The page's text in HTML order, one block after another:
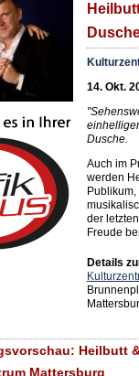
Dusche
14. Okt.
Dusche.
Auch im
werden
der
Freude
Details
Heilbutt
Mattersburg